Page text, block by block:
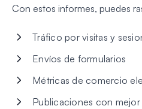
Con estos informes, puedes
Tráfico por visitas y
Envíos de formularios
Métricas de comercio
Publicaciones con